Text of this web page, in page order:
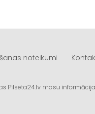
noteikumi
Pilseta24.lv masu